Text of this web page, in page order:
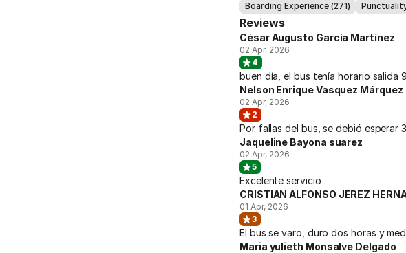
Boarding Experience (271)
Reviews
César Augusto García Martínez
02 Apr, 2026
4
buen día, el bus tenía horario salida
Nelson Enrique Vasquez Márquez
02 Apr, 2026
2
Por fallas del bus, se debió esperar
Jaqueline Bayona suarez
02 Apr, 2026
5
Excelente servicio
CRISTIAN ALFONSO JEREZ
01 Apr, 2026
3
El bus se varo, duro dos horas y
Maria yulieth Monsalve Delgado